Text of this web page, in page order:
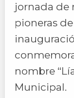
jornada de
pioneras
nombre
Municipal.